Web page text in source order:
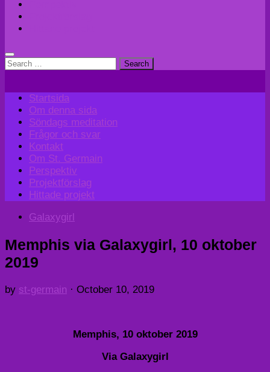
Search
Startsida
Om denna sida
Söndags meditation
Frågor och svar
Kontakt
Om St. Germain
Perspektiv
Projektförslag
Hittade projekt
Galaxygirl
Memphis via Galaxygirl, 10 oktober
2019
by st-germain · October 10, 2019
Memphis, 10 oktober 2019
Via Galaxygirl